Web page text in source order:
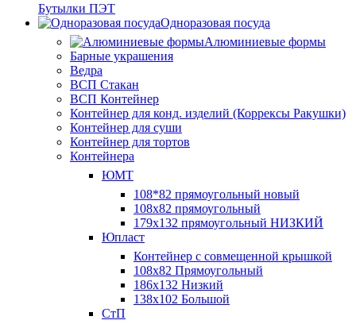
Бутылки ПЭТ
Одноразовая посуда
Алюминиевые формы
Барные украшения
Ведра
ВСП Стакан
ВСП Контейнер
Контейнер для конд. изделий (Коррексы Ракушки)
Контейнер для суши
Контейнер для тортов
Контейнера
ЮМТ
108*82 прямоугольный новый
108х82 прямоугольный
179х132 прямоугольный НИЗКИЙ
Юпласт
Контейнер с совмещенной крышкой
108х82 Прямоугольный
186х132 Низкий
138х102 Большой
СтП